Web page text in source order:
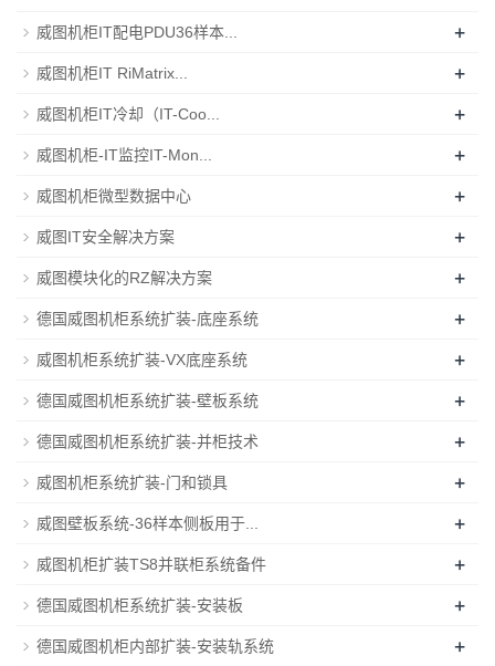
威图机柜IT配电PDU36样本... +
威图机柜IT RiMatrix... +
威图机柜IT冷却（IT-Coo... +
威图机柜-IT监控IT-Mon... +
威图机柜微型数据中心 +
威图IT安全解决方案 +
威图模块化的RZ解决方案 +
德国威图机柜系统扩装-底座系统 +
威图机柜系统扩装-VX底座系统 +
德国威图机柜系统扩装-壁板系统 +
德国威图机柜系统扩装-并柜技术 +
威图机柜系统扩装-门和锁具 +
威图壁板系统-36样本侧板用于... +
威图机柜扩装TS8并联柜系统备件 +
德国威图机柜系统扩装-安装板 +
德国威图机柜内部扩装-安装轨系统 +